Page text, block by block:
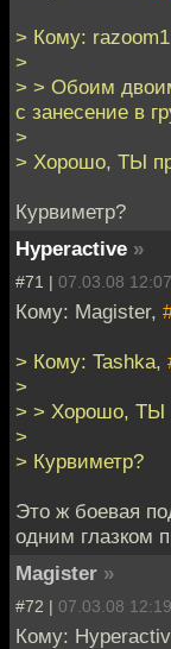
> Кому:
>
> > Обоим
с занесение в
>
> Хорошо, ТЫ
Курвиметр?
Hyperactive »
#71 | 07.03.08 12:07
Кому: Magister,
> Кому: Tashka,
>
> > Хорошо, ТЫ
>
> Курвиметр?
Это ж боевая
одним глазком
Magister »
#72 | 07.03.08 12:19
Кому: